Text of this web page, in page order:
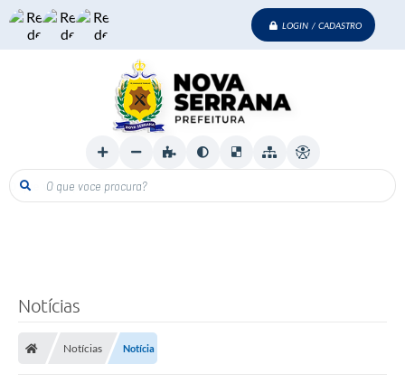
LOGIN / CADASTRO
O que voce procura?
Notícias
Notícias Notícia